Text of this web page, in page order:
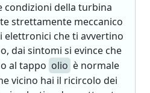
condizioni della turbina
strettamente meccanico
elettronici che ti avvertino
dai sintomi si evince che
al tappo olio è normale
vicino hai il ricircolo dei